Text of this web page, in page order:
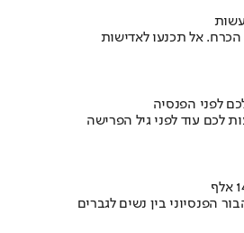
אל תכנעו לאדישות
לפני הפנסיה
לכם עוד לפני גיל הפרישה
הפנסיוני בין נשים לגברים